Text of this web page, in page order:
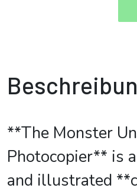
**The Monster
Photocopier** is
and illustrated